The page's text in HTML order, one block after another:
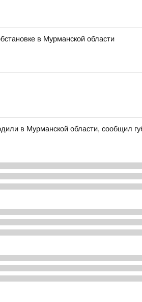
в Мурманской области
в Мурманской области, сообщил